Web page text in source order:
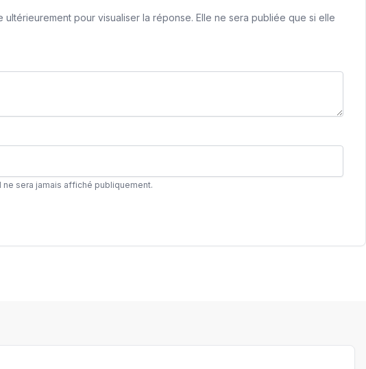
pour visualiser la réponse. Elle ne sera publiée que si elle
sera jamais affiché publiquement.